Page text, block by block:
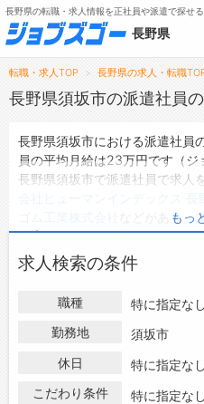
無料会員登録
メニュー
トップ
タップで簡単に求人を探す
【初めての方へ】
長野県の求人検索で選ばれる理由
転職支援サービス
長野県の転職・求人情報を正社員や派遣で探せ
長野県
転職・求人TOP 長野県の求人・転職
長野県須坂市の派遣社員
長野県須坂市における派遣社員
員の平均月給は23万円です（ジ
長野県須坂市で派遣社員で求人
などがあり、
り込みができます。
長野県須坂市の地域密着型の求
長野県須坂市の派遣社員として
ています。
ハローワークにはない求人も多
第二新卒から50代・60代以上
のある職種に応募してみてくだ
もっ
求人検索の条件
職種
特に指定なし
勤務地
須坂市
休日
特に指定なし
こだわり条件
特に指定なし